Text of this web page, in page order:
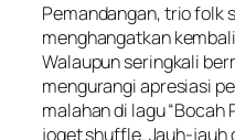
Pemandangan, trio folk
menghangatkan
Walaupun seringkali
mengurangi apresiasi
malahan di lagu “Bocah
jogetshuffle. Jauh-jauh